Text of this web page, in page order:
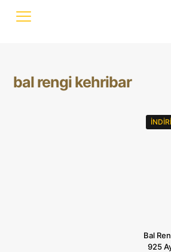
bal rengi kehribar
Bal
925